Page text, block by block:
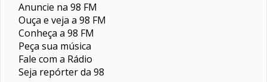
Anuncie na 98 FM
Ouça e veja a 98 FM
Conheça a 98 FM
Peça sua música
Fale com a Rádio
Seja repórter da 98